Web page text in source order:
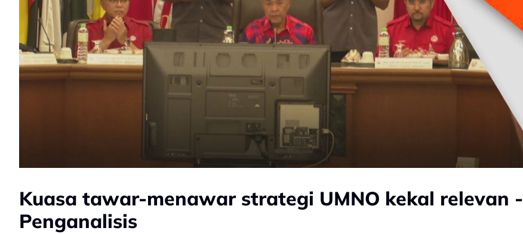
Kuasa tawar-menawar strategi UMNO kekal relevan -
Penganalisis